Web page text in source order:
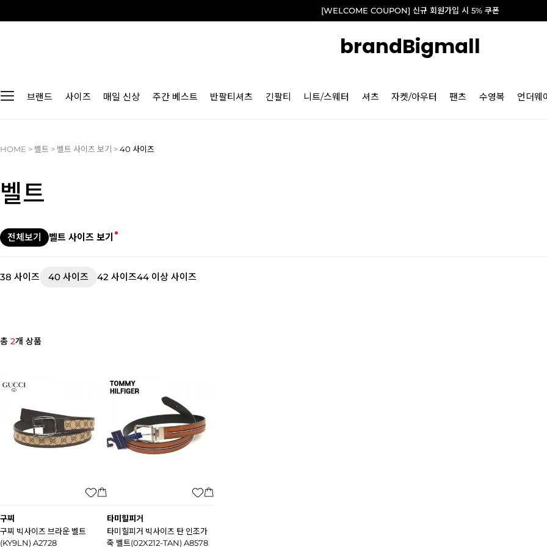
[WELCOME COUPON] 신규 회원가입 시 5% 쿠폰
brandBigmall
브랜드 사이즈 매일 신상 주간 베스트 반팔티셔츠 긴팔티 니트/스웨터 셔츠 자켓/아우터 팬츠 수영복 언더웨
HOME > 벨트 > 벨트 사이즈 보기 >40 사이즈
벨트
전체보기 벨트 사이즈 보기
38 사이즈 40 사이즈 42 사이즈44 이상 사이즈
총 2개 상품
구찌
구찌 빅사이즈 브라운 벨트
(KY9LN) A2728
타미힐피거
타미힐피거 빅사이즈 탄 인조가
죽 벨트(02X212-TAN) A8578